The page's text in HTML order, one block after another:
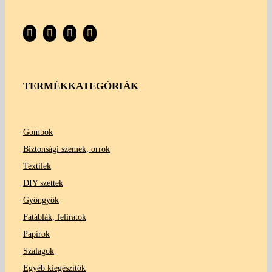
TERMÉKKATEGÓRIÁK
Gombok
Biztonsági szemek, orrok
Textilek
DIY szettek
Gyöngyök
Fatáblák, feliratok
Papírok
Szalagok
Egyéb kiegészítők